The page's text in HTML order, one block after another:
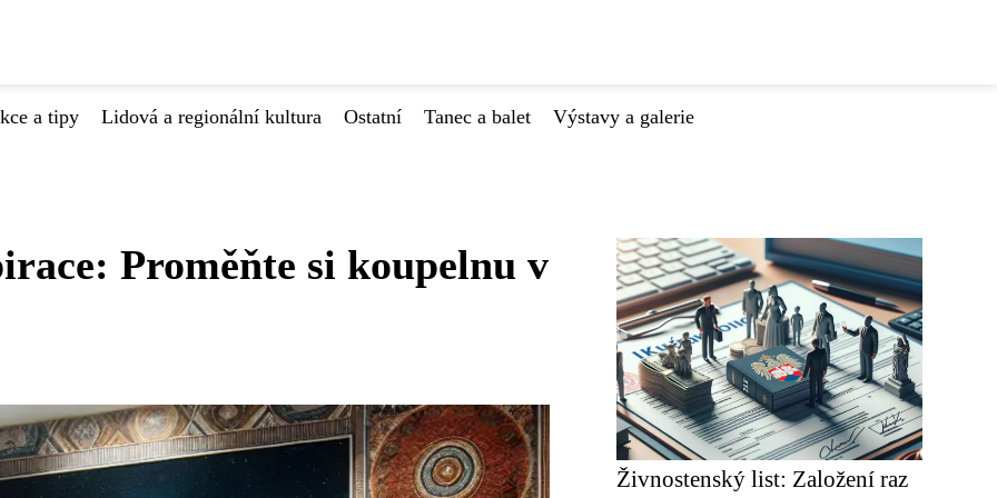
a tipy Lidová a regionální kultura Ostatní Tanec a balet Výstavy a galerie
Proměňte si koupelnu v
Živnostenský list: Založení raz